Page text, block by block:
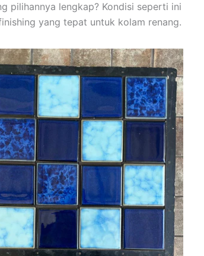
pilihannya lengkap? Kondisi seperti ini
yang tepat untuk kolam renang.